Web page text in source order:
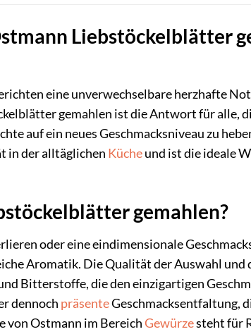
Liebstöckelblätter
eine unverwechselbare herzhafte
gemahlen ist die Antwort für alle,
auf ein neues Geschmacksniveau zu
in der alltäglichen Kücheund ist die ideale
gemahlen?
oder eine eindimensionale
Aromatik. Die Qualität der Auswahl und
Bitterstoffe, die den einzigartigen
dennoch präsenteGeschmacksentfaltung,
von Ostmann im BereichGewürzesteht für